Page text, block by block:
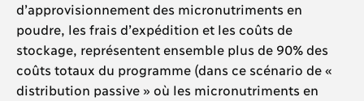
d’approvisionnement des micronutriments en
poudre, les frais d’expédition et les coûts de
stockage, représentent ensemble plus de 90% des
coûts totaux du programme (dans ce scénario de «
distribution passive » où les micronutriments en